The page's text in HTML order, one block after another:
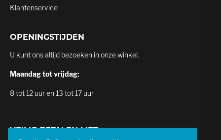
Klantenservice
OPENINGSTIJDEN
U kunt ons altijd bezoeken in onze winkel.
Maandag tot vrijdag:
8 tot 12 uur en 13 tot 17 uur
VEILIG BETALEN MET